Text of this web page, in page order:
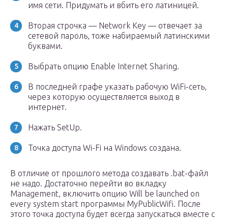
имя сети. Придумать и вбить его латиницей.
Вторая строчка — Network Key — отвечает за
сетевой пароль, тоже набираемый латинскими
буквами.
Выбрать опцию Enable Internet Sharing.
В последней графе указать рабочую WiFi-сеть,
через которую осуществляется выход в
интернет.
Нажать SetUp.
Точка доступа Wi-Fi на Windows создана.
В отличие от прошлого метода создавать .bat-файл
не надо. Достаточно перейти во вкладку
Management, включить опцию Will be launched on
every system start программы MyPublicWifi. После
этого точка доступа будет всегда запускаться вместе с